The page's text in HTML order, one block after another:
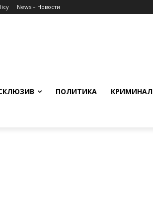
News – Новости
ПОЛИТИКА КРИМИНАЛ